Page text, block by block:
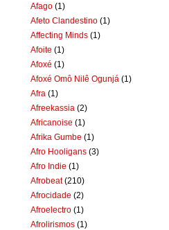
Afago (1)
Afeto Clandestino (1)
Affecting Minds (1)
Afoite (1)
Afoxé (1)
Afoxé Omô Nilê Ogunjá (1)
Afra (1)
Afreekassia (2)
Africanoise (1)
Afrika Gumbe (1)
Afro Hooligans (3)
Afro Indie (1)
Afrobeat (210)
Afrocidade (2)
Afroelectro (1)
Afrolirismos (1)